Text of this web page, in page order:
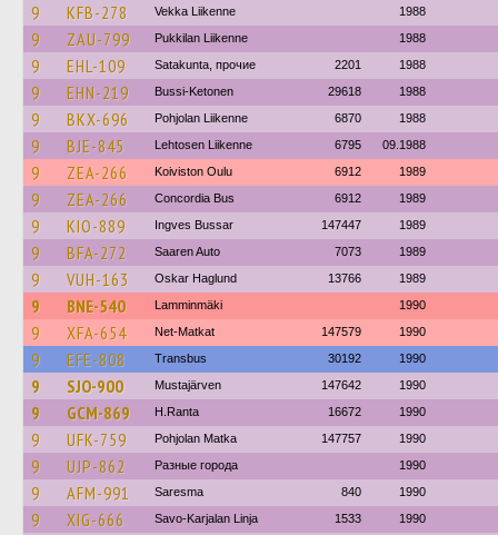
9 KFB-278 Vekka Liikenne 1988
9 ZAU-799 Pukkilan Liikenne 1988
9 EHL-109 Satakunta, прочие 2201 1988
9 EHN-219 Bussi-Ketonen 29618 1988
9 BKX-696 Pohjolan Liikenne 6870 1988
9 BJE-845 Lehtosen Liikenne 6795 09.1988
9 ZEA-266 Koiviston Oulu 6912 1989
9 ZEA-266 Concordia Bus 6912 1989
9 KIO-889 Ingves Bussar 147447 1989
9 BFA-272 Saaren Auto 7073 1989
9 VUH-163 Oskar Haglund 13766 1989
9 BNE-540 Lamminmäki 1990
9 XFA-654 Net-Matkat 147579 1990
9 EFE-808 Transbus 30192 1990
9 SJO-900 Mustajärven 147642 1990
9 GCM-869 H.Ranta 16672 1990
9 UFK-759 Pohjolan Matka 147757 1990
9 UJP-862 Разные города 1990
9 AFM-991 Saresma 840 1990
9 XIG-666 Savo-Karjalan Linja 1533 1990